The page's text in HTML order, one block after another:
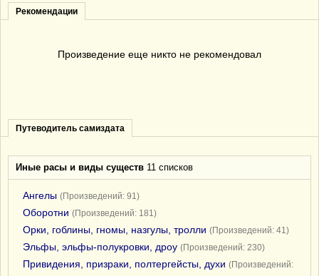
Рекомендации
Произведение еще никто не рекомендовал
Путеводитель самиздата
Иные расы и виды существ 11 списков
Ангелы (Произведений: 91)
Оборотни (Произведений: 181)
Орки, гоблины, гномы, назгулы, тролли (Произведений: 41)
Эльфы, эльфы-полукровки, дроу (Произведений: 230)
Привидения, призраки, полтергейсты, духи (Произведений: